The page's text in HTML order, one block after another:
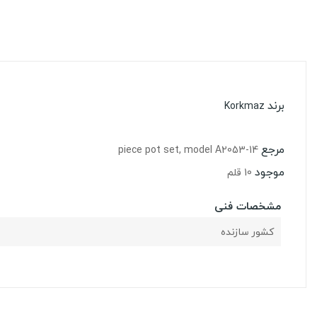
برند Korkmaz
مرجع14-piece pot set, model A2053
موجود 10 قلم
مشخصات فنی
کشور سازنده